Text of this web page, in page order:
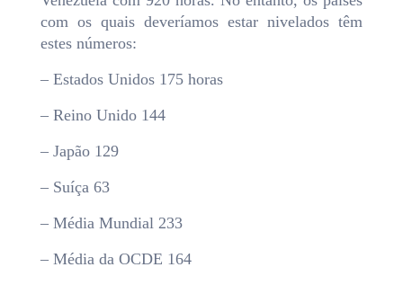
com os quais deveríamos estar nivelados têm
estes números:
– Estados Unidos 175 horas
– Reino Unido 144
– Japão 129
– Suíça 63
– Média Mundial 233
– Média da OCDE 164